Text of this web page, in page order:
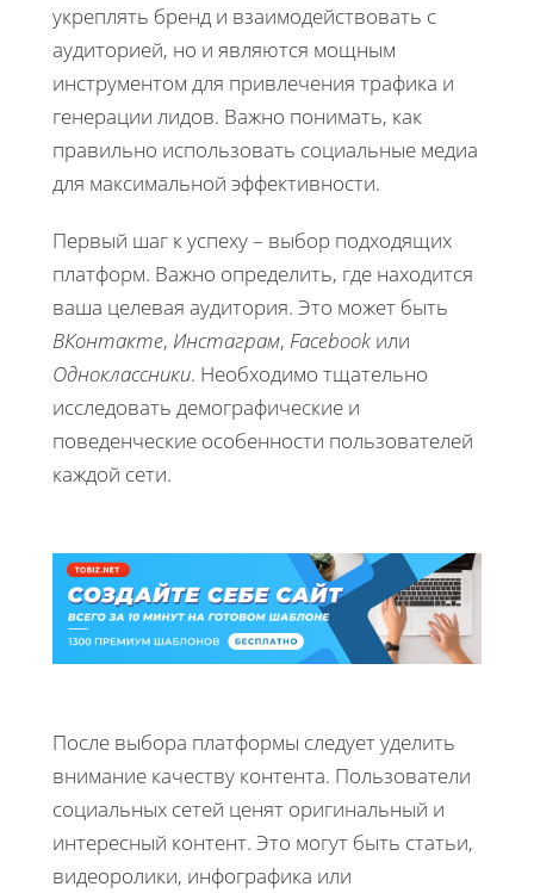
укреплять бренд и взаимодействовать с
аудиторией, но и являются мощным
инструментом для привлечения трафика и
генерации лидов. Важно понимать, как
правильно использовать социальные медиа
для максимальной эффективности.
Первый шаг к успеху – выбор подходящих
платформ. Важно определить, где находится
ваша целевая аудитория. Это может быть
ВКонтакте, Инстаграм, Facebook или
Одноклассники. Необходимо тщательно
исследовать демографические и
поведенческие особенности пользователей
каждой сети.
После выбора платформы следует уделить
внимание качеству контента. Пользователи
социальных сетей ценят оригинальный и
интересный контент. Это могут быть статьи,
видеоролики, инфографика или